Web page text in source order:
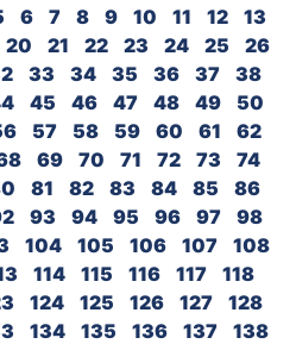
6 7 8 9 10 11 12
13
20 21 22 23 24 25
26
33 34 35 36 37
38
45 46 47 48 49
50
57 58 59 60 61
62
69 70 71 72 73
74
81 82 83 84 85
86
93 94 95 96 97
98
104 105 106 107
108
114 115 116 117
118
124 125 126 127
128
134 135 136 137
138